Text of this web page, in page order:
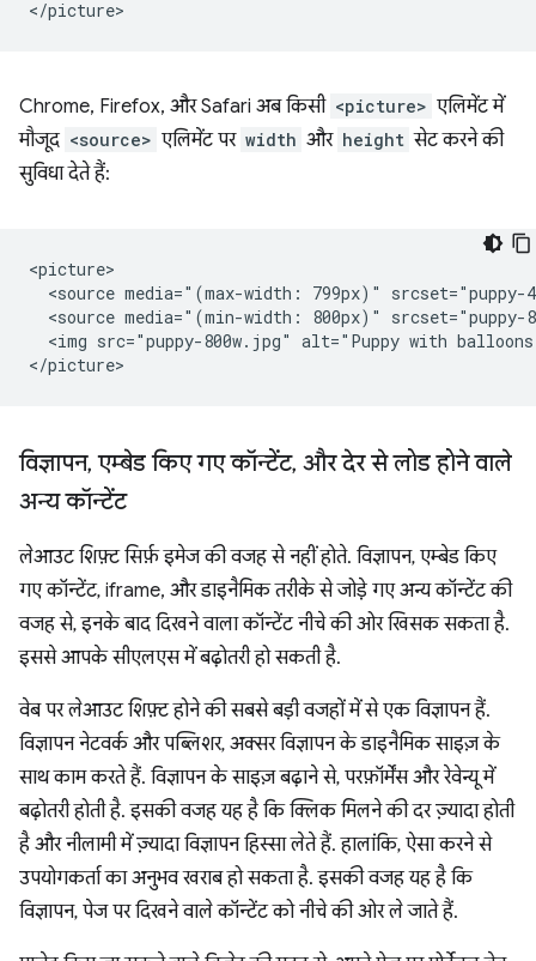
Chrome, Firefox, और Safari अब किसी <picture> एलिमेंट में
मौजूद <source> एलिमेंट पर width और height सेट करने की
सुविधा देते हैं:
<picture>
<source media="(max-width: 799px)"
<source media="(min-width: 800px)"
<img src="puppy-800w.jpg" alt="Puppy with
विज्ञापन, एम्बेड किए गए कॉन्टेंट, और देर से लोड होने वाले
अन्य कॉन्टेंट
लेआउट शिफ़्ट सिर्फ़ इमेज की वजह से नहीं होते. विज्ञापन, एम्बेड किए
गए कॉन्टेंट, iframe, और डाइनैमिक तरीके से जोड़े गए अन्य कॉन्टेंट की
वजह से, इनके बाद दिखने वाला कॉन्टेंट नीचे की ओर खिसक सकता है.
इससे आपके सीएलएस में बढ़ोतरी हो सकती है.
वेब पर लेआउट शिफ़्ट होने की सबसे बड़ी वजहों में से एक विज्ञापन हैं.
विज्ञापन नेटवर्क और पब्लिशर, अक्सर विज्ञापन के डाइनैमिक साइज़ के
साथ काम करते हैं. विज्ञापन के साइज़ बढ़ाने से, परफ़ॉर्मेंस और रेवेन्यू में
बढ़ोतरी होती है. इसकी वजह यह है कि क्लिक मिलने की दर ज़्यादा होती
है और नीलामी में ज़्यादा विज्ञापन हिस्सा लेते हैं. हालांकि, ऐसा करने से
उपयोगकर्ता का अनुभव खराब हो सकता है. इसकी वजह यह है कि
विज्ञापन, पेज पर दिखने वाले कॉन्टेंट को नीचे की ओर ले जाते हैं.